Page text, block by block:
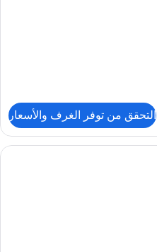
التحقق من توفر الغرف والأسعار
أغطية فراش متميزة وأسرّة بطبقة علوية